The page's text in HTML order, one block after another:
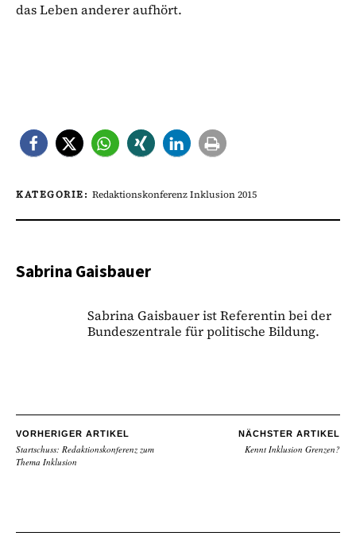
das Leben anderer aufhört.
KATEGORIE: Redaktionskonferenz Inklusion 2015
Sabrina Gaisbauer
Sabrina Gaisbauer ist Referentin bei der
Bundeszentrale für politische Bildung.
VORHERIGER ARTIKEL
Startschuss: Redaktionskonferenz zum
Thema Inklusion
NÄCHSTER ARTIKEL
Kennt Inklusion Grenzen?